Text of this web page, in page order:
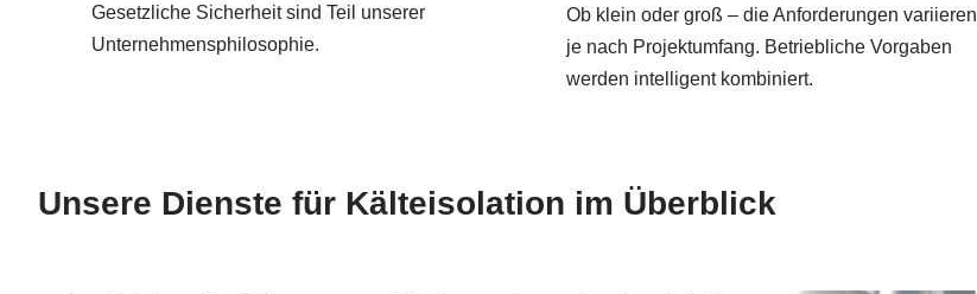
Gesetzliche Sicherheit sind Teil unserer
Unternehmensphilosophie.
Ob klein oder groß – die Anforderungen variieren
je nach Projektumfang. Betriebliche Vorgaben
werden intelligent kombiniert.
Unsere Dienste für Kälteisolation im Überblick